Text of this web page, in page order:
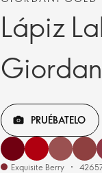
Lápiz
PRUÉBATELO
Exquisite Berry